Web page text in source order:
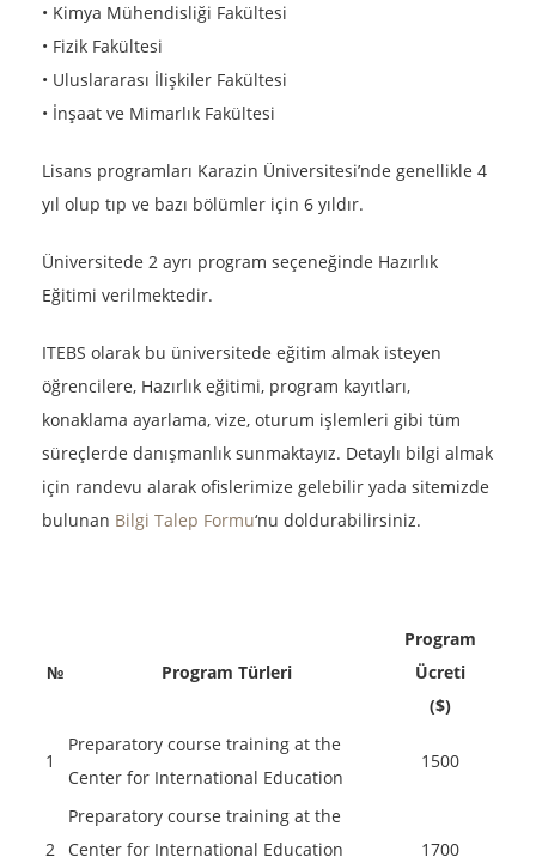
• Kimya Mühendisliği Fakültesi
• Fizik Fakültesi
• Uluslararası İlişkiler Fakültesi
• İnşaat ve Mimarlık Fakültesi
Lisans programları Karazin Üniversitesi’nde genellikle 4
yıl olup tıp ve bazı bölümler için 6 yıldır.
Üniversitede 2 ayrı program seçeneğinde Hazırlık
Eğitimi verilmektedir.
ITEBS olarak bu üniversitede eğitim almak isteyen
öğrencilere, Hazırlık eğitimi, program kayıtları,
konaklama ayarlama, vize, oturum işlemleri gibi tüm
süreçlerde danışmanlık sunmaktayız. Detaylı bilgi almak
için randevu alarak ofislerimize gelebilir yada sitemizde
bulunan Bilgi Talep Formu‘nu doldurabilirsiniz.
№ Program Türleri
Program
Ücreti
($)
1
Preparatory course training at the
Center for International Education
1500
2
Preparatory course training at the
Center for International Education
1700